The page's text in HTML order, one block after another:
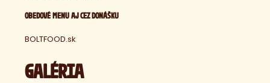
OBEDOVÉ MENU AJ CEZ DONÁŠKU
BOLTFOOD.sk
GALÉRIA